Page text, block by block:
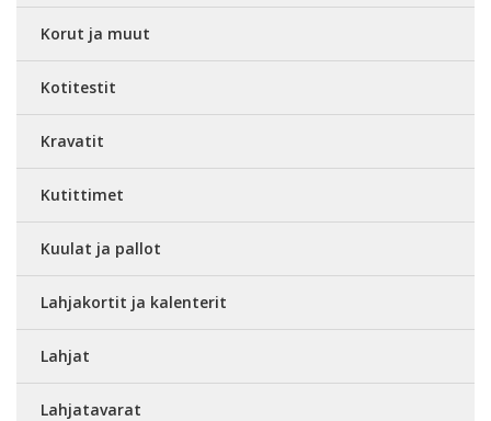
Korut ja muut
Kotitestit
Kravatit
Kutittimet
Kuulat ja pallot
Lahjakortit ja kalenterit
Lahjat
Lahjatavarat